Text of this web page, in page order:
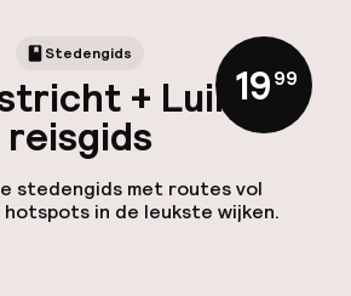
Stedengids
+ Luik
reisgids
stedengids met routes vol
in de leukste wijken.
19,99